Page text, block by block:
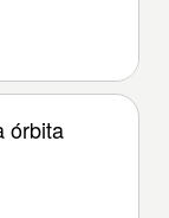
órbita